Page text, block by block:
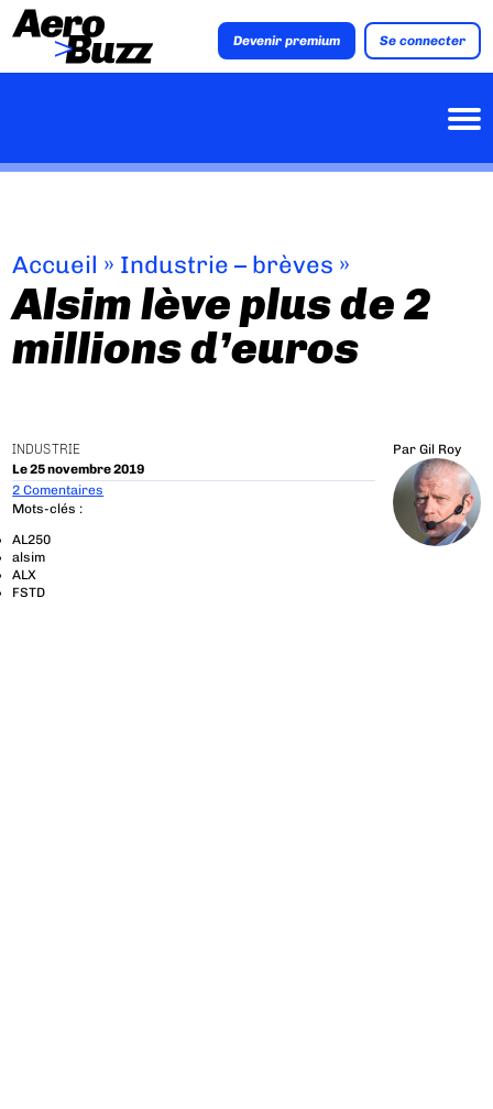
Devenir premium Se connecter
Accueil » Industrie – brèves »
Alsim lève plus de 2
millions d’euros
INDUSTRIE
Le 25 novembre 2019
Par Gil Roy
2 Comentaires
Mots-clés :
AL250
alsim
ALX
FSTD